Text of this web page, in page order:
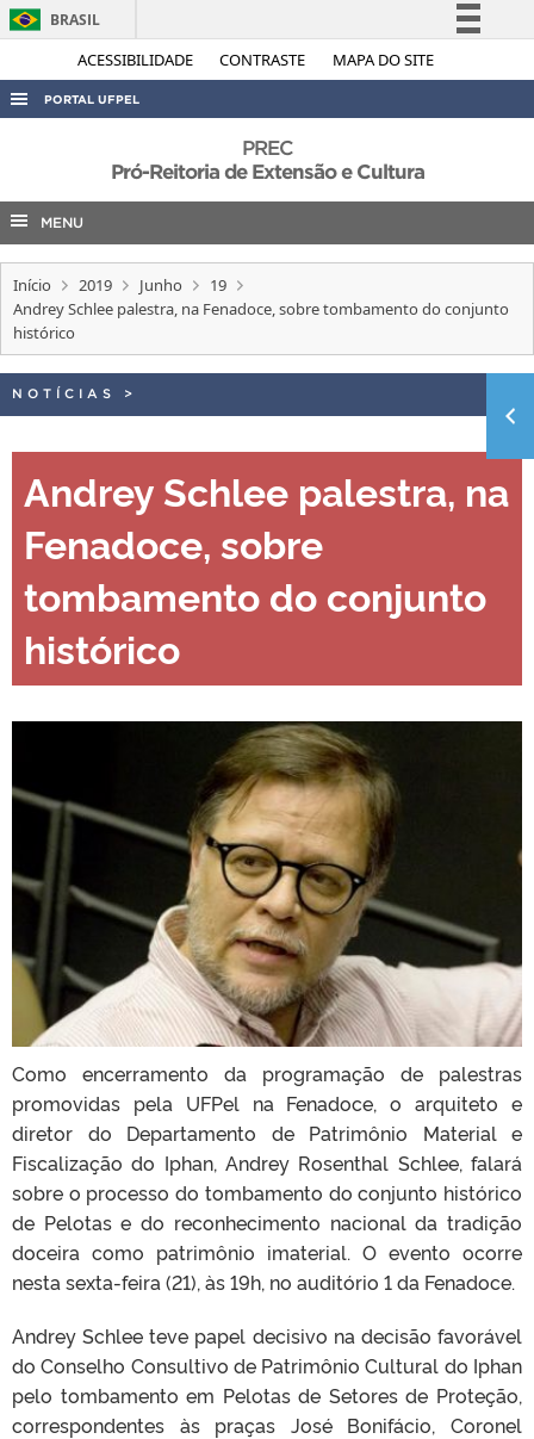
ACESSIBILIDADE CONTRASTE MAPA DO SITE
BRASIL
Simplifique!
Acesso à informação
Legislação
PORTAL UFPEL
AUDITORIA
COBALTO
CONCURSOS
EDITAIS
INTERNACIONAL
PREC
Pró-Reitoria de Extensão e Cultura
MENU
Início 2019 Junho
19
Andrey Schlee palestra, na Fenadoce, sobre tombamento do conjunto
histórico
NOTÍCIAS >
Andrey Schlee palestra, na
Fenadoce, sobre
tombamento do conjunto
histórico
Como encerramento da programação de palestras
promovidas pela UFPel na Fenadoce, o arquiteto e
diretor do Departamento de Patrimônio Material e
Fiscalização do Iphan, Andrey Rosenthal Schlee, falará
sobre o processo do tombamento do conjunto histórico
de Pelotas e do reconhecimento nacional da tradição
doceira como patrimônio imaterial. O evento ocorre
nesta sexta-feira (21), às 19h, no auditório 1 da Fenadoce.
Andrey Schlee teve papel decisivo na decisão favorável
do Conselho Consultivo de Patrimônio Cultural do Iphan
pelo tombamento em Pelotas de Setores de Proteção,
correspondentes às praças José Bonifácio, Coronel